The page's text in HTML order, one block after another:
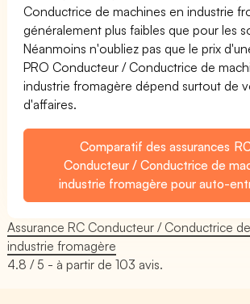
Conductrice de machines en industrie
généralement plus faibles que pour les
Néanmoins n'oubliez pas que le prix
PRO Conducteur / Conductrice de
industrie fromagère dépend surtout de
d'affaires.
Comparatif des assurances
Conducteur / Conductrice de
industrie fromagère pour auto-
Assurance RC Conducteur / Conductrice
industrie fromagère
4.8 / 5 - à partir de103 avis.